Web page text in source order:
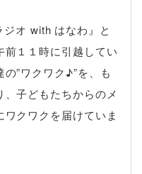
オ with はなわ』と
１１時に引越してい
”ワクワク♪”を、も
子どもたちからのメ
クワクを届けていま